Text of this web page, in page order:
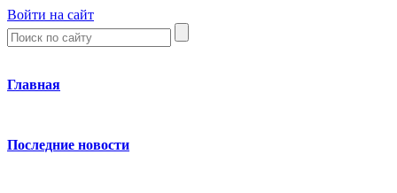
Войти на сайт
Главная
Последние новости